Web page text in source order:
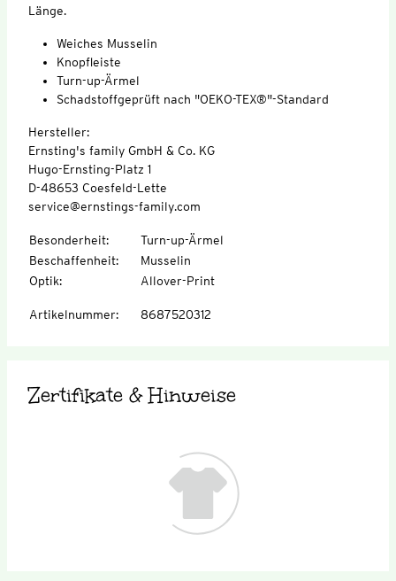
Länge.
Weiches Musselin
Knopfleiste
Turn-up-Ärmel
Schadstoffgeprüft nach "OEKO-TEX®"-Standard
Hersteller:
Ernsting's family GmbH & Co. KG
Hugo-Ernsting-Platz 1
D-48653 Coesfeld-Lette
service@ernstings-family.com
Besonderheit:
Turn-up-Ärmel
Beschaffenheit:
Musselin
Optik: Allover-Print
Artikelnummer: 8687520312
Zertifikate & Hinweise